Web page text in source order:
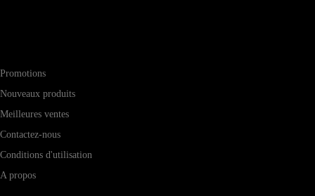
Promotions
Nouveaux produits
Meilleures ventes
Contactez-nous
Conditions d'utilisation
A propos